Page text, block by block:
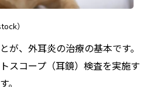
）
が、外耳炎の治療の基本です。
スコープ（耳鏡）検査を実施す
。